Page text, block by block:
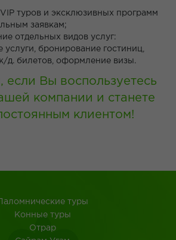
туров и эксклюзивных программ
заявкам;
отдельных видов услуг:
услуги, бронирование гостиниц,
д. билетов, оформление визы.
если Вы воспользуетесь
компании и станете
клиентом!
Паломнические туры
Конные туры
Отрар